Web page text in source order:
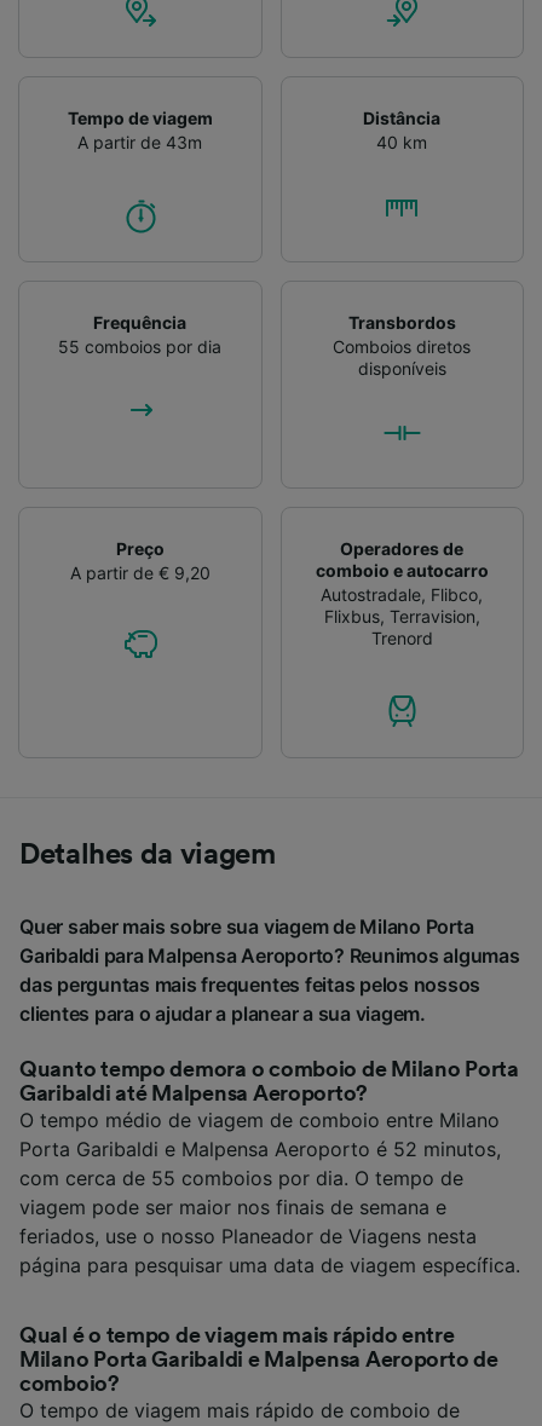
Tempo de viagem
A partir de 43m
Distância
40 km
Frequência
55 comboios por dia
Transbordos
Comboios diretos
disponíveis
Preço
A partir de € 9,20
Operadores de
comboio e autocarro
Autostradale, Flibco,
Flixbus, Terravision,
Trenord
Detalhes da viagem
Quer saber mais sobre sua viagem de Milano Porta
Garibaldi para Malpensa Aeroporto? Reunimos algumas
das perguntas mais frequentes feitas pelos nossos
clientes para o ajudar a planear a sua viagem.
Quanto tempo demora o comboio de Milano Porta
Garibaldi até Malpensa Aeroporto?
O tempo médio de viagem de comboio entre Milano
Porta Garibaldi e Malpensa Aeroporto é 52 minutos,
com cerca de 55 comboios por dia. O tempo de
viagem pode ser maior nos finais de semana e
feriados, use o nosso Planeador de Viagens nesta
página para pesquisar uma data de viagem específica.
Qual é o tempo de viagem mais rápido entre
Milano Porta Garibaldi e Malpensa Aeroporto de
comboio?
O tempo de viagem mais rápido de comboio de